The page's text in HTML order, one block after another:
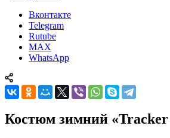
Вконтакте
Telegram
Rutube
MAX
WhatsApp
Костюм зимний